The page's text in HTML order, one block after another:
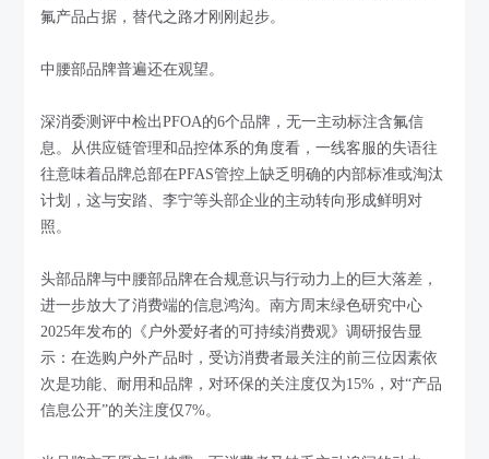
氟产品占据，替代之路才刚刚起步。
中腰部品牌普遍还在观望。
深消委测评中检出PFOA的6个品牌，无一主动标注含氟信
息。从供应链管理和品控体系的角度看，一线客服的失语往
往意味着品牌总部在PFAS管控上缺乏明确的内部标准或淘汰
计划，这与安踏、李宁等头部企业的主动转向形成鲜明对
照。
头部品牌与中腰部品牌在合规意识与行动力上的巨大落差，
进一步放大了消费端的信息鸿沟。南方周末绿色研究中心
2025年发布的《户外爱好者的可持续消费观》调研报告显
示：在选购户外产品时，受访消费者最关注的前三位因素依
次是功能、耐用和品牌，对环保的关注度仅为15%，对“产品
信息公开”的关注度仅7%。